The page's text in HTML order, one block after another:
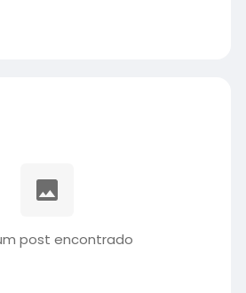
post encontrado